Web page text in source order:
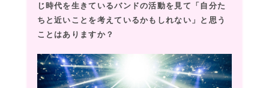
じ時代を生きているバンドの活動を見て「自分た
ちと近いことを考えているかもしれない」と思う
ことはありますか？